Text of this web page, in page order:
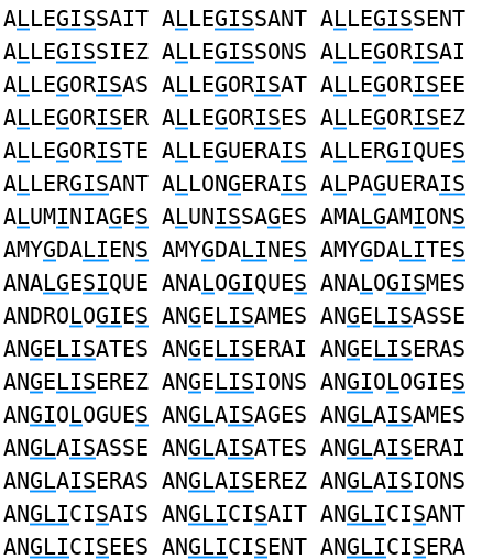
ALLEGISSAIT ALLEGISSANT ALLEGISSENT
ALLEGISSIEZ ALLEGISSONS ALLEGORISAI
ALLEGORISAS ALLEGORISAT ALLEGORISEE
ALLEGORISER ALLEGORISES ALLEGORISEZ
ALLEGORISTE ALLEGUERAIS ALLERGIQUES
ALLERGISANT ALLONGERAIS ALPAGUERAIS
ALUMINIAGES ALUNISSAGES AMALGAMIONS
AMYGDALIENS AMYGDALINES AMYGDALITES
ANALGESIQUE ANALOGIQUES ANALOGISMES
ANDROLOGIES ANGELISAMES ANGELISASSE
ANGELISATES ANGELISERAI ANGELISERAS
ANGELISEREZ ANGELISIONS ANGIOLOGIES
ANGIOLOGUES ANGLAISAGES ANGLAISAMES
ANGLAISASSE ANGLAISATES ANGLAISERAI
ANGLAISERAS ANGLAISEREZ ANGLAISIONS
ANGLICISAIS ANGLICISAIT ANGLICISANT
ANGLICISEES ANGLICISENT ANGLICISERA